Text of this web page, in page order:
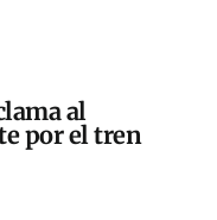
al
por el tren